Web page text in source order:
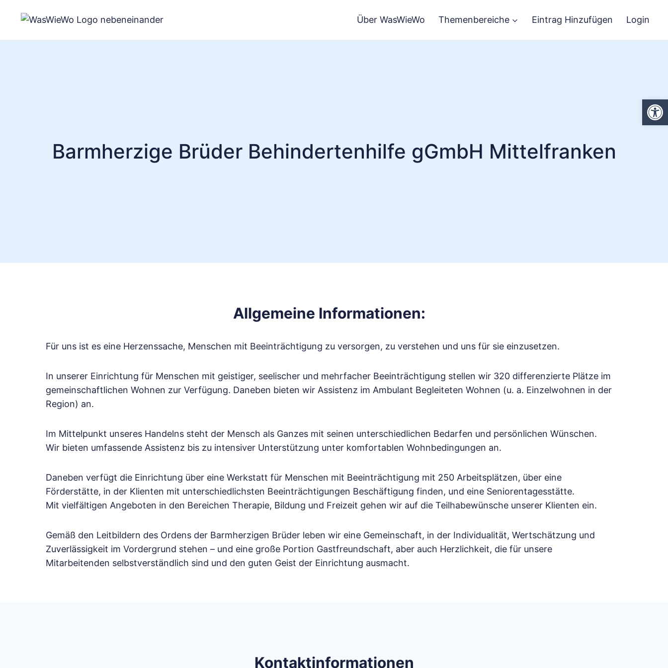
Inhalt
Über WasWieWo Themenbereiche Eintrag Hinzufügen Login
Barmherzige Brüder Behindertenhilfe gGmbH Mittelfranken
Allgemeine Informationen:
Für uns ist es eine Herzenssache, Menschen mit Beeinträchtigung zu versorgen, zu verstehen und uns für sie einzusetzen.
In unserer Einrichtung für Menschen mit geistiger, seelischer und mehrfacher Beeinträchtigung stellen wir 320 differenzierte Plätze im
gemeinschaftlichen Wohnen zur Verfügung. Daneben bieten wir Assistenz im Ambulant Begleiteten Wohnen (u. a. Einzelwohnen in der
Region) an.
Im Mittelpunkt unseres Handelns steht der Mensch als Ganzes mit seinen unterschiedlichen Bedarfen und persönlichen Wünschen.
Wir bieten umfassende Assistenz bis zu intensiver Unterstützung unter komfortablen Wohnbedingungen an.
Daneben verfügt die Einrichtung über eine Werkstatt für Menschen mit Beeinträchtigung mit 250 Arbeitsplätzen, über eine
Förderstätte, in der Klienten mit unterschiedlichsten Beeinträchtigungen Beschäftigung finden, und eine Seniorentagesstätte.
Mit vielfältigen Angeboten in den Bereichen Therapie, Bildung und Freizeit gehen wir auf die Teilhabewünsche unserer Klienten ein.
Gemäß den Leitbildern des Ordens der Barmherzigen Brüder leben wir eine Gemeinschaft, in der Individualität, Wertschätzung und
Zuverlässigkeit im Vordergrund stehen – und eine große Portion Gastfreundschaft, aber auch Herzlichkeit, die für unsere
Mitarbeitenden selbstverständlich sind und den guten Geist der Einrichtung ausmacht.
Kontaktinformationen